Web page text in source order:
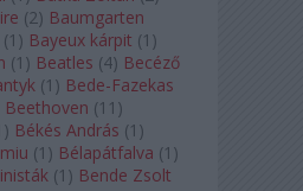
(2) Baumgarten
(1 ) Bayeux kárpit (1 )
(1 ) Beatles (4) Becéző
(1 ) Bede-Fazekas
Beethoven (11 )
) Békés András (1 )
(1 ) Bélapátfalva (1 )
(1 ) Bende Zsolt